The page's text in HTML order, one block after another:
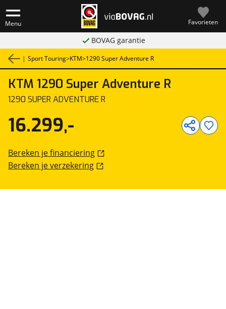
Menu Favorieten
BOVAG garantie
| Sport Touring>KTM>1290 Super Adventure R
KTM 1290 Super Adventure R
1290 SUPER ADVENTURE R
16.299,-
Bereken je financiering
Bereken je verzekering